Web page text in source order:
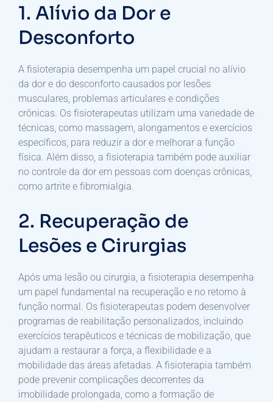
1. Alívio da Dor e
Desconforto
A fisioterapia desempenha um papel crucial no alívio
da dor e do desconforto causados por lesões
musculares, problemas articulares e condições
crônicas. Os fisioterapeutas utilizam uma variedade de
técnicas, como massagem, alongamentos e exercícios
específicos, para reduzir a dor e melhorar a função
física. Além disso, a fisioterapia também pode auxiliar
no controle da dor em pessoas com doenças crônicas,
como artrite e fibromialgia.
2. Recuperação de
Lesões e Cirurgias
Após uma lesão ou cirurgia, a fisioterapia desempenha
um papel fundamental na recuperação e no retorno à
função normal. Os fisioterapeutas podem desenvolver
programas de reabilitação personalizados, incluindo
exercícios terapêuticos e técnicas de mobilização, que
ajudam a restaurar a força, a flexibilidade e a
mobilidade das áreas afetadas. A fisioterapia também
pode prevenir complicações decorrentes da
imobilidade prolongada, como a formação de